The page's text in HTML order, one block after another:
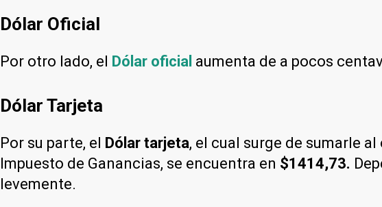
Dólar Oficial
Por otro lado, el Dólar oficial aumenta de a pocos
Dólar Tarjeta
Por su parte, el Dólar tarjeta, el cual surge de sumarle
Impuesto de Ganancias, se encuentra en $1414,73.
levemente.